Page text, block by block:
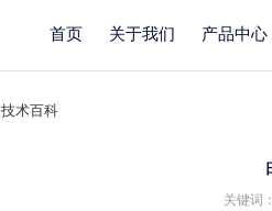
首页 关于我们 产品中心
技术百科
关键词